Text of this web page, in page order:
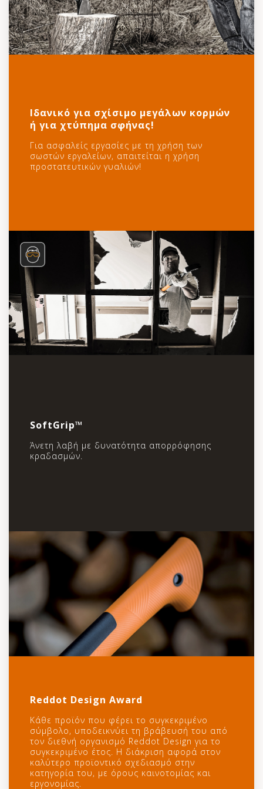
Ιδανικό για σχίσιμο μεγάλων κορμών
ή για χτύπημα σφήνας!
Για ασφαλείς εργασίες με τη χρήση των
σωστών εργαλείων, απαιτείται η χρήση
προστατευτικών γυαλιών!
SoftGrip™
Άνετη λαβή με δυνατότητα απορρόφησης
κραδασμών.
Reddot Design Award
Κάθε προϊόν που φέρει το συγκεκριμένο
σύμβολο, υποδεικνύει τη βράβευσή του από
τον διεθνή οργανισμό Reddot Design για το
συγκεκριμένο έτος. Η διάκριση αφορά στον
καλύτερο προϊοντικό σχεδιασμό στην
κατηγορία του, με όρους καινοτομίας και
εργονομίας.